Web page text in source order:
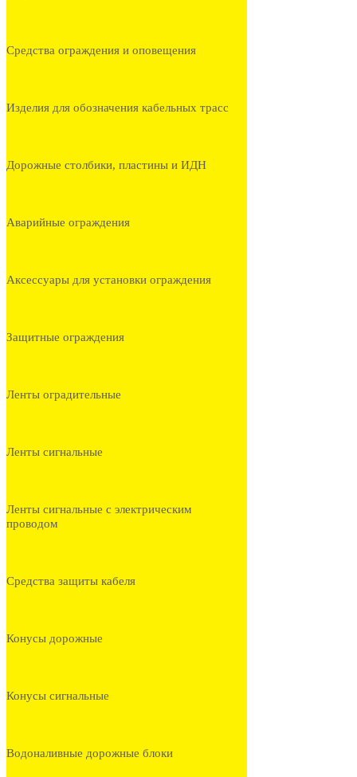
Средства ограждения и оповещения
Изделия для обозначения кабельных трасс
Дорожные столбики, пластины и ИДН
Аварийные ограждения
Аксессуары для установки ограждения
Защитные ограждения
Ленты оградительные
Ленты сигнальные
Ленты сигнальные с электрическим
проводом
Средства защиты кабеля
Конусы дорожные
Конусы сигнальные
Водоналивные дорожные блоки